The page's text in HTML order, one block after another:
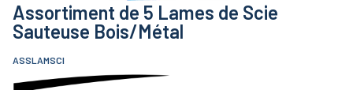
Assortiment de 5 Lames de Scie
Sauteuse Bois/Métal
ASSLAMSCI